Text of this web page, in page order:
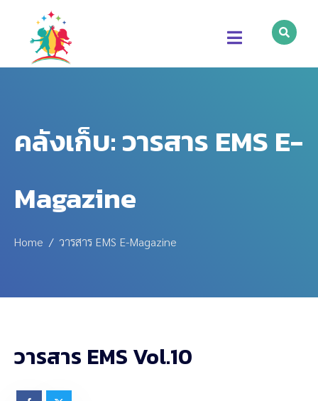
คลังเก็บ:วารสาร EMS E-
Magazine
Home วารสาร EMS E-Magazine
วารสาร EMS Vol.10